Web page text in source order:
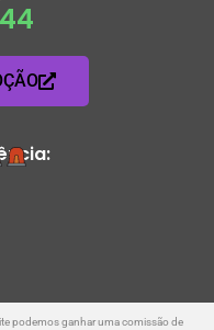
podemos ganhar uma comissão de